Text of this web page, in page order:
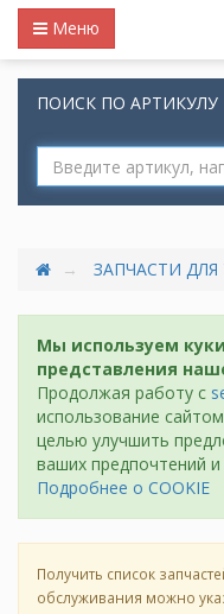
Меню
ПОИСК ПО АРТИКУЛУ
ЗАПЧАСТИ ДЛЯ
Мы используем
представления
Продолжая работу с
использование
целью улучшить
ваших предпочтений и
Подробнее о COOKIE
Получить список
обслуживания можно